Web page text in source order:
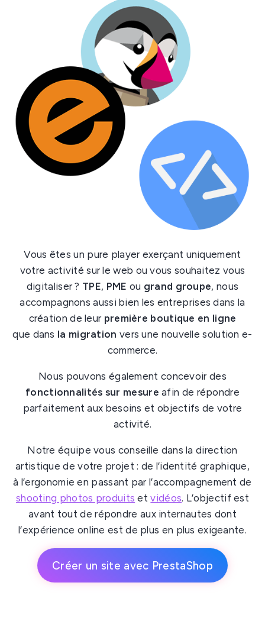
Vous êtes un pure player exerçant uniquement
votre activité sur le web ou vous souhaitez vous
digitaliser ? TPE, PME ou grand groupe, nous
accompagnons aussi bien les entreprises dans la
création de leur première boutique en ligne
que dans la migration vers une nouvelle solution e-
commerce.
Nous pouvons également concevoir des
fonctionnalités sur mesure afin de répondre
parfaitement aux besoins et objectifs de votre
activité.
Notre équipe vous conseille dans la direction
artistique de votre projet : de l’identité graphique,
à l’ergonomie en passant par l’accompagnement de
shooting photos produits etvidéos. L’objectif est
avant tout de répondre aux internautes dont
l’expérience online est de plus en plus exigeante.
Créer un site avec PrestaShop